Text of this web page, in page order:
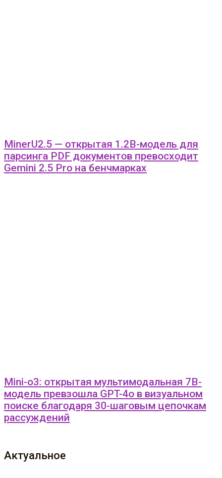
MinerU2.5 — открытая 1.2B-модель для
парсинга PDF документов превосходит
Gemini 2.5 Pro на бенчмарках
Mini-o3: открытая мультимодальная 7B-
модель превзошла GPT-4o в визуальном
поиске благодаря 30-шаговым цепочкам
рассуждений
Актуальное